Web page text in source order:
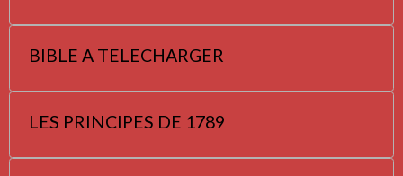
BIBLE A TELECHARGER
LES PRINCIPES DE 1789